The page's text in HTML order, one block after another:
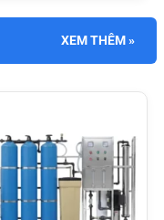
XEM THÊM »